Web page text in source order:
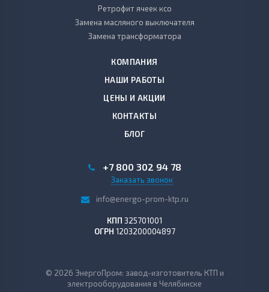
Ретрофит ячеек ксо
Замена масляного выключателя
Замена трансформатора
КОМПАНИЯ
НАШИ РАБОТЫ
ЦЕНЫ И АКЦИИ
КОНТАКТЫ
БЛОГ
+7 800 302 94 78
Заказать звонок
info@energo-prom-ktp.ru
КПП 325701001
ОГРН 1203200004897
© 2026 ЭнергоПром: завод-изготовитель КТП и
электрооборудования в Челябинске